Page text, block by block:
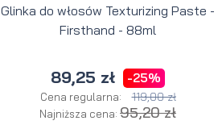
Glinka do włosów Texturizing Paste -
Firsthand - 88ml
89,25 zł -25%
Cena regularna: 119,00 zł
Najniższa cena: 95,20 zł